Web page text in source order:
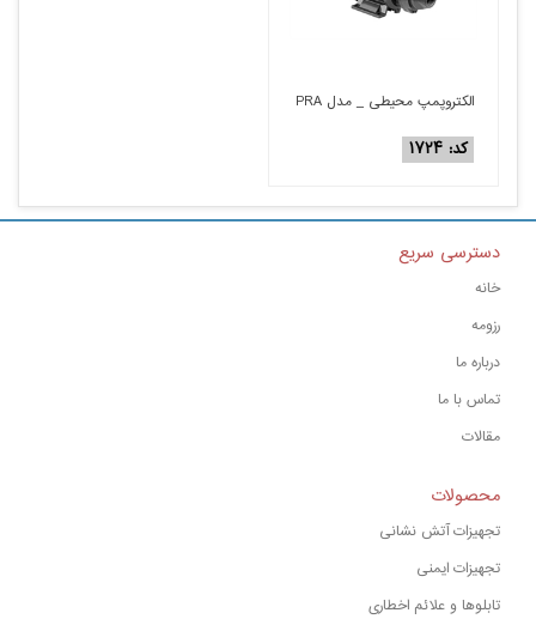
الکتروپمپ محیطی _ مدل PRA
کد: ۱۷۲۴
دسترسی سریع
خانه
رزومه
درباره ما
تماس با ما
مقالات
محصولات
تجهیزات آتش نشانی
تجهیزات ایمنی
تابلوها و علائم اخطاری